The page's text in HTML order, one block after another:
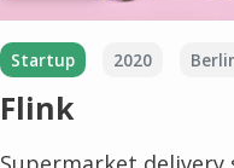
Startup 2020
Flink